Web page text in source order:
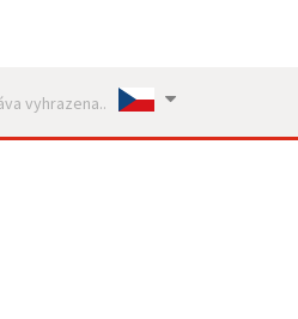
vyhrazena..